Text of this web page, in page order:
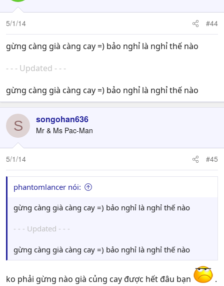
5/1/14 #44
gừng càng già càng cay =) bảo nghỉ là nghỉ thế nào
- - - Updated - - -
gừng càng già càng cay =) bảo nghỉ là nghỉ thế nào
S songohan636
Mr & Ms Pac-Man
5/1/14 #45
phantomlancer nói:
gừng càng già càng cay =) bảo nghỉ là nghỉ thế nào
- - - Updated - - -
gừng càng già càng cay =) bảo nghỉ là nghỉ thế nào
ko phải gừng nào già củng cay được hết đâu bạn .